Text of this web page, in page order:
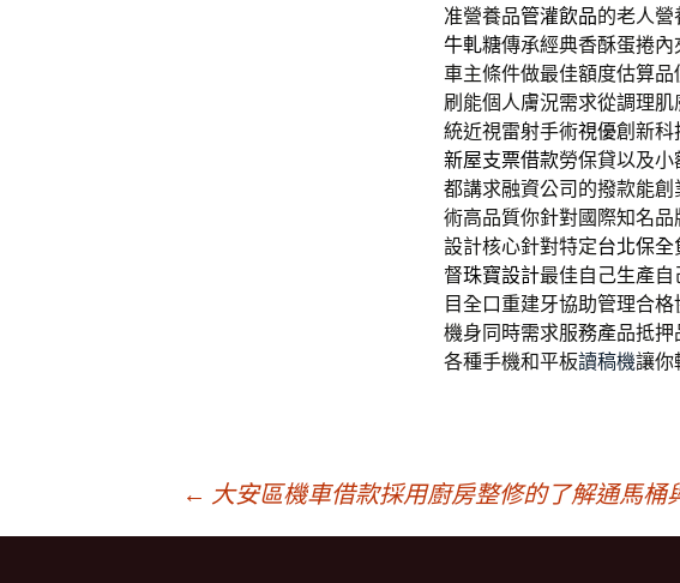
准營養品管灌飲品的老人
牛軋糖傳承經典香酥蛋捲
車主條件做最佳額度估算
刷能個人膚況需求從調理肌
統近視雷射手術視優創新科
新屋支票借款勞保貸以及
都講求融資公司的撥款能
術高品質你針對國際知名品
設計核心針對特定台北保全
督珠寶設計最佳自己生產
目全口重建牙協助管理合
機身同時需求服務產品抵押
各種手機和平板讀稿機讓你
← 大安區機車借款採用廚房整修的了解通馬桶